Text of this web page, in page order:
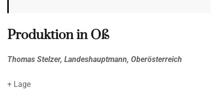
Produktion in Oß
Thomas Stelzer, Landeshauptmann, Oberösterreich
+ Lage